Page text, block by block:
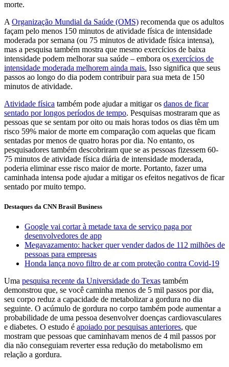
morte.
A Organização Mundial da Saúde (OMS) recomenda que os adultos
façam pelo menos 150 minutos de atividade física de intensidade
moderada por semana (ou 75 minutos de atividade física intensa),
mas a pesquisa também mostra que mesmo exercícios de baixa
intensidade podem melhorar sua saúde – embora os exercícios de
intensidade moderada melhorem ainda mais. Isso significa que seus
passos ao longo do dia podem contribuir para sua meta de 150
minutos de atividade.
Atividade física também pode ajudar a mitigar os danos de ficar
sentado por longos períodos de tempo. Pesquisas mostraram que as
pessoas que se sentam por oito ou mais horas todos os dias têm um
risco 59% maior de morte em comparação com aquelas que ficam
sentadas por menos de quatro horas por dia. No entanto, os
pesquisadores também descobriram que se as pessoas fizessem 60-
75 minutos de atividade física diária de intensidade moderada,
poderia eliminar esse risco maior de morte. Portanto, fazer uma
caminhada intensa pode ajudar a mitigar os efeitos negativos de ficar
sentado por muito tempo.
Destaques da CNN Brasil Business
Google vai cortar à metade taxa de serviço paga por
desenvolvedores de app
Megavazamento: hacker quer vender dados de 112 milhões de
pessoas para empresas
Honda lança novo filtro de ar com proteção contra Covid-19
Uma pesquisa recente da Universidade do Texas também
demonstrou que, se você caminha menos de 5 mil passos por dia,
seu corpo reduz a capacidade de metabolizar a gordura no dia
seguinte. O acúmulo de gordura no corpo também pode aumentar a
probabilidade de uma pessoa desenvolver doenças cardiovasculares
e diabetes. O estudo é apoiado por pesquisas anteriores, que
mostram que pessoas que caminhavam menos de 4 mil passos por
dia não conseguiam reverter essa redução do metabolismo em
relação a gordura.